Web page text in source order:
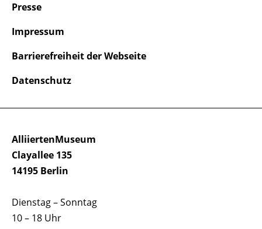
AlliiertenMuseum
Clayallee 135
14195 Berlin
Dienstag – Sonntag
10 – 18 Uhr
Presse
Impressum
Barrierefreiheit der Webseite
Datenschutz